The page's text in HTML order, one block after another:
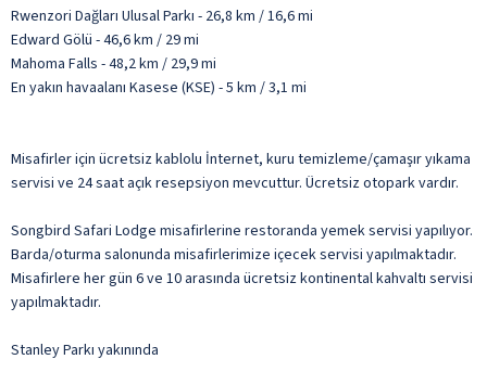
Rwenzori Dağları Ulusal Parkı - 26,8 km / 16,6 mi
Edward Gölü - 46,6 km / 29 mi
Mahoma Falls - 48,2 km / 29,9 mi
En yakın havaalanı Kasese (KSE) - 5 km / 3,1 mi
Misafirler için ücretsiz kablolu İnternet, kuru temizleme/çamaşır yıkama
servisi ve 24 saat açık resepsiyon mevcuttur. Ücretsiz otopark vardır.
Songbird Safari Lodge misafirlerine restoranda yemek servisi yapılıyor.
Barda/oturma salonunda misafirlerimize içecek servisi yapılmaktadır.
Misafirlere her gün 6 ve 10 arasında ücretsiz kontinental kahvaltı servisi
yapılmaktadır.
Stanley Parkı yakınında